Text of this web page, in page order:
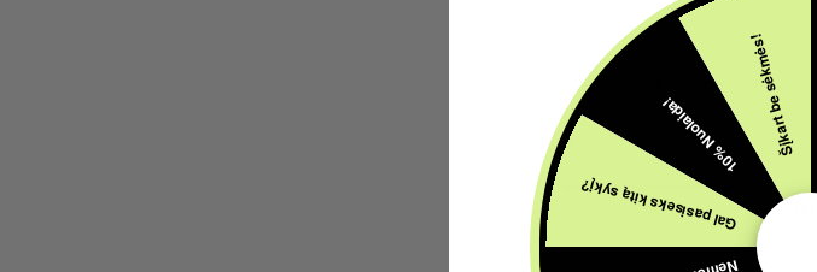
AROMATAI
DANISE BLITZ 30ml Aroma
SALZ BITE
8,99
Su PVM
Parduota:66 Turime:
Gal pasiseks kitą sykį?
10% Nuolaida!Šįkart be sėkmės!